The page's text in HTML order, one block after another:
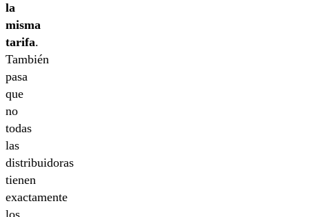
la
misma
tarifa.
También
pasa
que
no
todas
las
distribuidoras
tienen
exactamente